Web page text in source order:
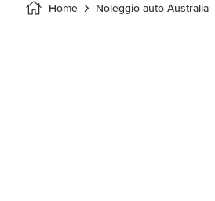
Home Noleggio auto Australia